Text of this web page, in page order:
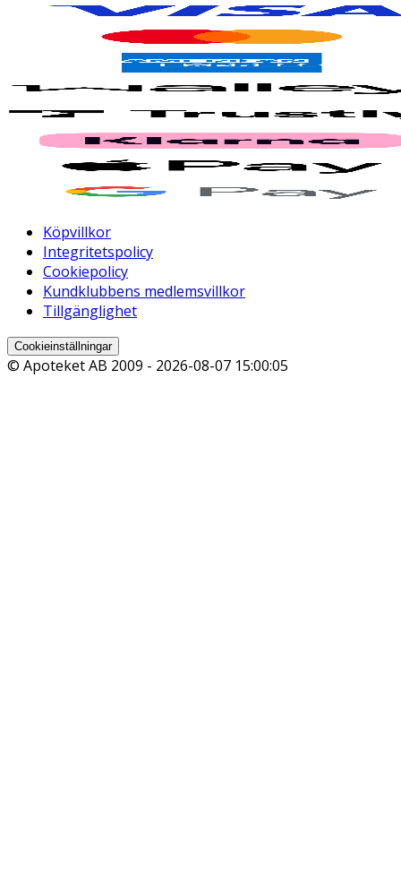
Köpvillkor
Integritetspolicy
Cookiepolicy
Kundklubbens medlemsvillkor
Tillgänglighet
Cookieinställningar
© Apoteket AB 2009 - 2026-08-07 15:00:05